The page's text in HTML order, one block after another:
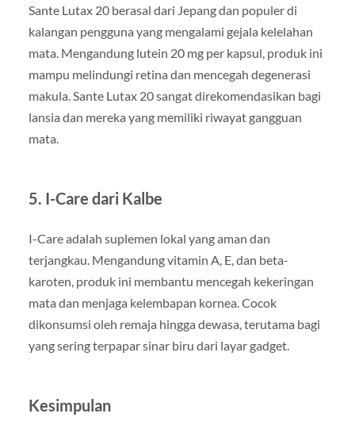
Sante Lutax 20 berasal dari Jepang dan populer di
kalangan pengguna yang mengalami gejala kelelahan
mata. Mengandung lutein 20 mg per kapsul, produk ini
mampu melindungi retina dan mencegah degenerasi
makula. Sante Lutax 20 sangat direkomendasikan bagi
lansia dan mereka yang memiliki riwayat gangguan
mata.
5. I-Care dari Kalbe
I-Care adalah suplemen lokal yang aman dan
terjangkau. Mengandung vitamin A, E, dan beta-
karoten, produk ini membantu mencegah kekeringan
mata dan menjaga kelembapan kornea. Cocok
dikonsumsi oleh remaja hingga dewasa, terutama bagi
yang sering terpapar sinar biru dari layar gadget.
Kesimpulan